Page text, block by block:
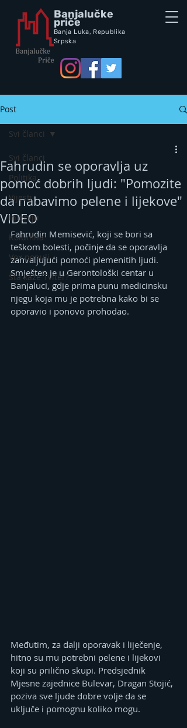
Banjalučke
priče
Banja Luka, Republika
Srpska
Post
Svi članci
Politika
Vijesti
Intervju
Kolumna
Vox populi
Šta kaže Tviter?
Svi članci
Fahrudin se oporavlja uz
pomoć dobrih ljudi: "Pomozite
da nabavimo pelene i lijekove"
VIDEO
Fahrudin Memisević, koji se bori sa
teškom bolesti, počinje da se oporavlja
zahvaljujući pomoći plemenitih ljudi.
Smješten je u Gerontološki centar u
Banjaluci, gdje prima punu medicinsku
njegu koja mu je potrebna kako bi se
oporavio i ponovo prohodao.
Međutim, za dalji oporavak i liječenje,
hitno su mu potrebni pelene i lijekovi
koji su prilično skupi. Predsjednik
Mjesne zajednice Bulevar, Dragan Stojić,
poziva sve ljude dobre volje da se
uključe i pomognu koliko mogu.